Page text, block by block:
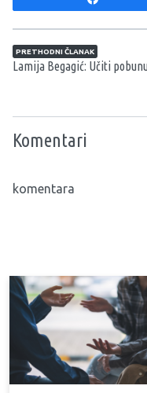
Navigacija
PRETHODNI ČLANAK
Lamija Begagić: Učiti pobunu
Komentari
komentara